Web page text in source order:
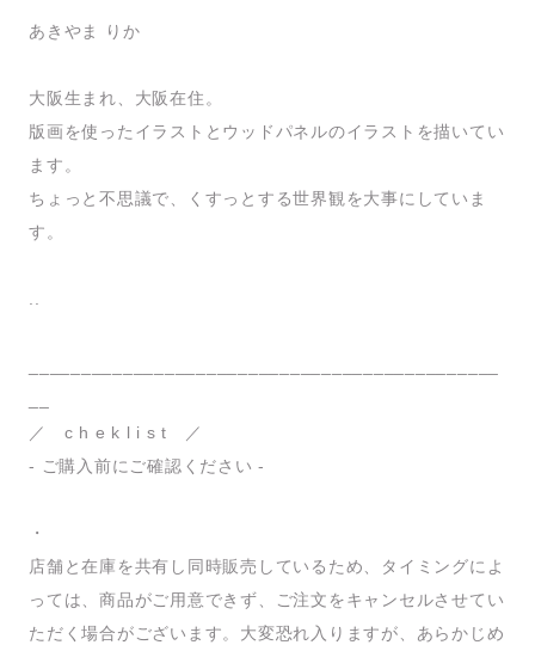
あきやま りか
大阪生まれ、大阪在住。
版画を使ったイラストとウッドパネルのイラストを描いてい
ます。
ちょっと不思議で、くすっとする世界観を大事にしていま
す。
／ c h e k l i s t ／
- ご購入前にご確認ください -
・
店舗と在庫を共有し同時販売しているため、タイミングによ
っては、商品がご用意できず、ご注文をキャンセルさせてい
ただく場合がございます。大変恐れ入りますが、あらかじめ